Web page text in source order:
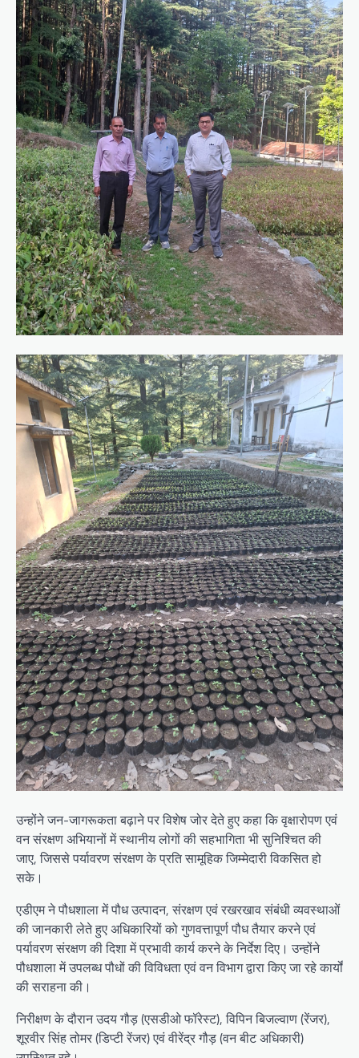
उन्होंने जन-जागरूकता बढ़ाने पर विशेष जोर देते हुए कहा कि वृक्षारोपण एवं
वन संरक्षण अभियानों में स्थानीय लोगों की सहभागिता भी सुनिश्चित की
जाए, जिससे पर्यावरण संरक्षण के प्रति सामूहिक जिम्मेदारी विकसित हो
सके।
एडीएम ने पौधशाला में पौध उत्पादन, संरक्षण एवं रखरखाव संबंधी व्यवस्थाओं
की जानकारी लेते हुए अधिकारियों को गुणवत्तापूर्ण पौध तैयार करने एवं
पर्यावरण संरक्षण की दिशा में प्रभावी कार्य करने के निर्देश दिए। उन्होंने
पौधशाला में उपलब्ध पौधों की विविधता एवं वन विभाग द्वारा किए जा रहे कार्यों
की सराहना की।
निरीक्षण के दौरान उदय गौड़ (एसडीओ फॉरेस्ट), विपिन बिजल्वाण (रेंजर),
शूरवीर सिंह तोमर (डिप्टी रेंजर) एवं वीरेंद्र गौड़ (वन बीट अधिकारी)